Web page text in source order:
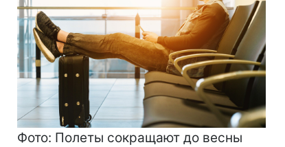
Фото: Полеты сокращают до весны